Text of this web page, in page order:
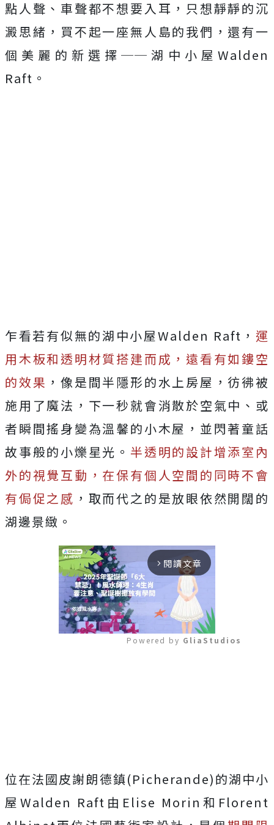
點人聲、車聲都不想要入耳，只想靜靜的沉
澱思緒，買不起一座無人島的我們，還有一
個美麗的新選擇──湖中小屋Walden
Raft。
乍看若有似無的湖中小屋Walden Raft， 運
用木板和透明材質搭建而成，遠看有如鏤空
的效果 ，像是間半隱形的水上房屋，彷彿被
施用了魔法，下一秒就會消散於空氣中、或
者瞬間搖身變為溫馨的小木屋，並閃著童話
故事般的小爍星光。 半透明的設計增添室內
外的視覺互動，在保有個人空間的同時不會
有侷促之感 ，取而代之的是放眼依然開闊的
湖邊景緻。
arrow_forward_ios 閱讀文章
Powered by GliaStudios
位在法國皮謝朗德鎮(Picherande)的湖中小
屋Walden Raft由Elise Morin和Florent